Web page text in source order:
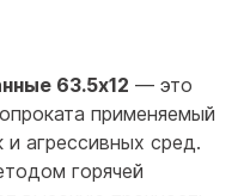
63.5x12 — это
применяемый
и агрессивных сред.
горячей